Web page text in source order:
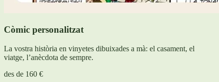
Còmic personalitzat
La vostra història en vinyetes dibuixades a mà: el casament, el
viatge, l’anècdota de sempre.
des de 160 €